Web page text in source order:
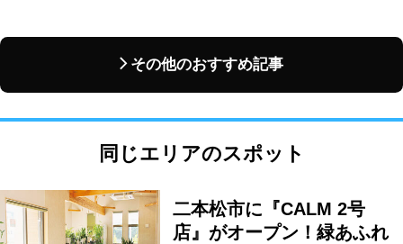
その他のおすすめ記事
同じエリアのスポット
二本松市に『CALM 2号
店』がオープン！緑あふれ